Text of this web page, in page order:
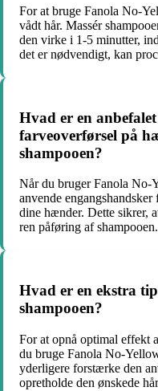
For at bruge Fanola No-
vådt hår. Massér
den virke i 1-5 minutter,
det er nødvendigt, kan
Hvad er en
farveoverførsel på
shampooen?
Når du bruger Fanola No-
anvende
dine hænder. Dette sikrer,
ren påføring af shampooen.
Hvad er en ekstra
shampooen?
For at opnå optimal effekt
du bruge Fanola No-
yderligere forstærke den
opretholde den ønskede